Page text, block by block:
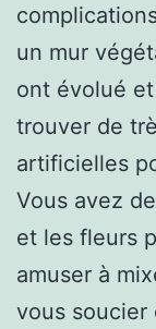
un mur
ont évolué
trouver de
artificielles
Vous avez
et les fleurs
amuser à
vous soucier